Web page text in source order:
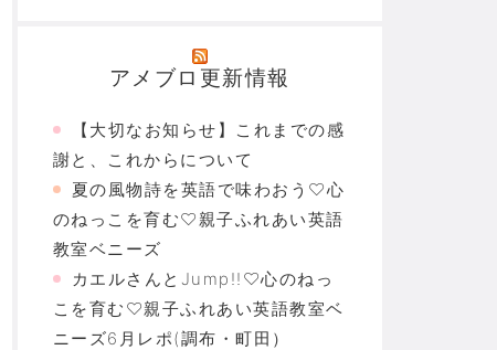
アメブロ更新情報
【大切なお知らせ】これまでの感
謝と、これからについて
夏の風物詩を英語で味わおう♡心
のねっこを育む♡親子ふれあい英語
教室ベニーズ
カエルさんとJump!!♡心のねっ
こを育む♡親子ふれあい英語教室ベ
ニーズ6月レポ(調布・町田）